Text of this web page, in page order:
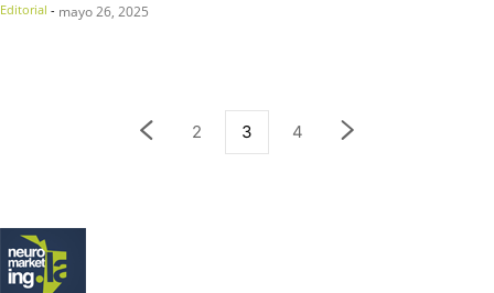
Editorial - mayo 26, 2025
2 3 4